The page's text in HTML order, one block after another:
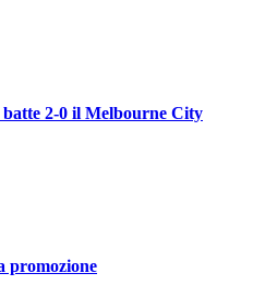
2-0 il Melbourne City
promozione